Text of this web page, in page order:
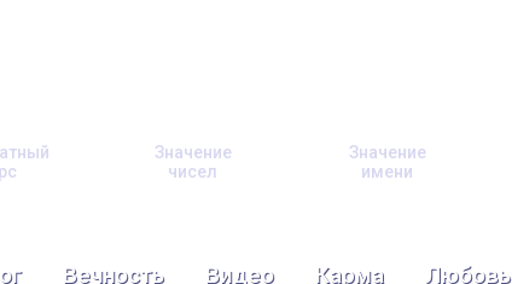
Значение
чисел
Значение
имени
Вечность Видео Карма
Любовь